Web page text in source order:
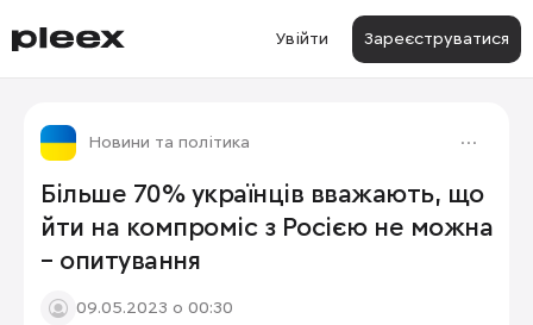
Увійти Зареєструватися
Новини та політика
Більше 70% українців вважають, що
йти на компроміс з Росією не можна
– опитування
09.05.2023 о 00:30